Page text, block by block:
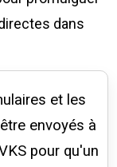
dans
et les
envoyés à
pour qu'un